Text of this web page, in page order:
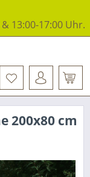
13:00-17:00 Uhr.
200x80 cm